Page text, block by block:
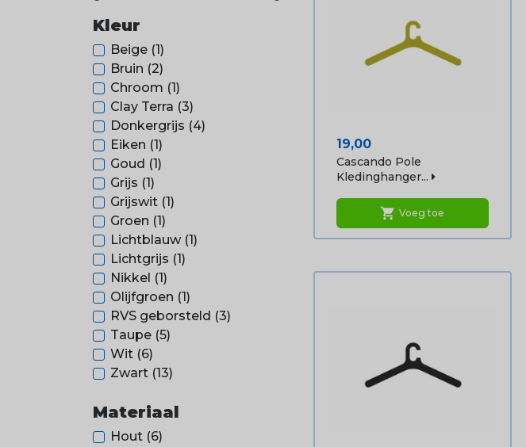
Kleur
Beige (1)
Bruin (2)
Chroom (1)
Clay Terra (3)
Donkergrijs (4)
Eiken (1)
Goud (1)
Grijs (1)
Grijswit (1)
Groen (1)
Lichtblauw (1)
Lichtgrijs (1)
Nikkel (1)
Olijfgroen (1)
RVS geborsteld (3)
Taupe (5)
Wit (6)
Zwart (13)
Materiaal
Hout (6)
Prijs
19,00
Cascando Pole
Kledinghanger...
shopping_cart Voeg toe